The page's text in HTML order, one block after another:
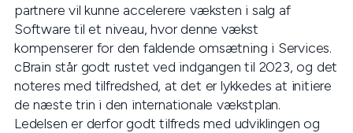
partnere vil kunne accelerere væksten i salg af
Software til et niveau, hvor denne vækst
kompenserer for den faldende omsætning i Services.
cBrain står godt rustet ved indgangen til 2023, og det
noteres med tilfredshed, at det er lykkedes at initiere
de næste trin i den internationale vækstplan.
Ledelsen er derfor godt tilfreds med udviklingen og